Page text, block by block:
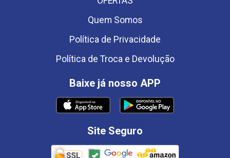
Quem Somos
Política de Privacidade
Política de Troca e Devolução
Baixe já nosso APP
Site Seguro